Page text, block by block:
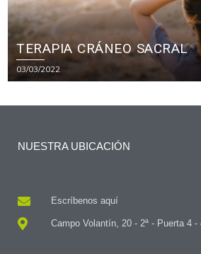
TERAPIA CRÁNEO SACRAL
03/03/2022
NUESTRA UBICACIÓN
Escríbenos aquí
Campo Volantín, 20 - 2ª - Puerta 4 -